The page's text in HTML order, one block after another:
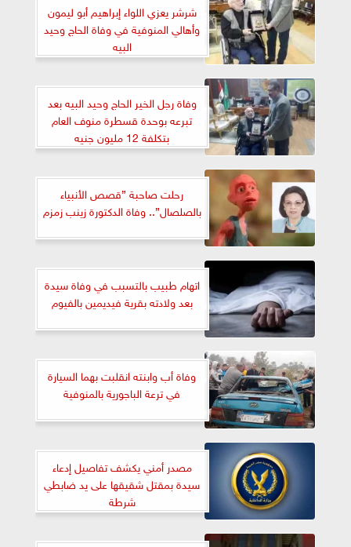
شرشر يعزي اللواء إبراهيم أبو ليمون
وأهالي المنوفية في وفاة الحاج وحيد
البيه
وفاة رجل الخير الحاج وحيد البيه بعد
تبرعه بوحدة قسطرة منوف العام
بتكلفة 12 مليون جنيه
رحلت صاحبة ”قصص الأنبياء
بالصلصال”.. وفاة الدكتورة زينب زمزم
اتهام طبيب بالتسبب في وفاة سيدة
بعد ولادته بقرية فيديمين بالفيوم
وفاة أب وابنته انقلبت بهما السيارة
في ترعة الباجورية بالمنوفية
مصدر أمني يكشف تفاصيل إدعاء
سيدة بمقتل شقيقها على يد ضابطي
شرطة